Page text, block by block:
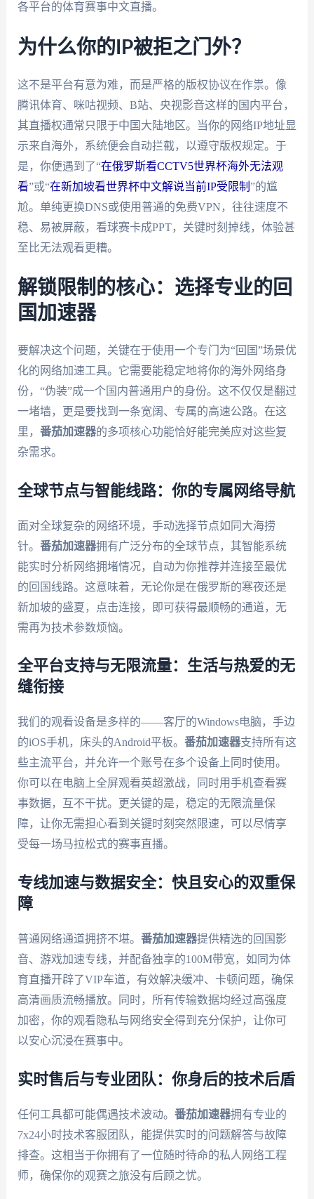
各平台的体育赛事中文直播。
为什么你的IP被拒之门外？
这不是平台有意为难，而是严格的版权协议在作祟。像
腾讯体育、咪咕视频、B站、央视影音这样的国内平台，
其直播权通常只限于中国大陆地区。当你的网络IP地址显
示来自海外，系统便会自动拦截，以遵守版权规定。于
是，你便遇到了“在俄罗斯看CCTV5世界杯海外无法观
看”或“在新加坡看世界杯中文解说当前IP受限制 ”的尴
尬。单纯更换DNS或使用普通的免费VPN，往往速度不
稳、易被屏蔽，看球赛卡成PPT，关键时刻掉线，体验甚
至比无法观看更糟。
解锁限制的核心：选择专业的回
国加速器
要解决这个问题，关键在于使用一个专门为“回国”场景优
化的网络加速工具。它需要能稳定地将你的海外网络身
份，“伪装”成一个国内普通用户的身份。这不仅仅是翻过
一堵墙，更是要找到一条宽阔、专属的高速公路。在这
里， 番茄加速器的多项核心功能恰好能完美应对这些复
杂需求。
全球节点与智能线路：你的专属网络导航
面对全球复杂的网络环境，手动选择节点如同大海捞
针。 番茄加速器拥有广泛分布的全球节点，其智能系统
能实时分析网络拥堵情况，自动为你推荐并连接至最优
的回国线路。这意味着，无论你是在俄罗斯的寒夜还是
新加坡的盛夏，点击连接，即可获得最顺畅的通道，无
需再为技术参数烦恼。
全平台支持与无限流量：生活与热爱的无
缝衔接
我们的观看设备是多样的——客厅的Windows电脑，手边
的iOS手机，床头的Android平板。 番茄加速器支持所有这
些主流平台，并允许一个账号在多个设备上同时使用。
你可以在电脑上全屏观看英超激战，同时用手机查看赛
事数据，互不干扰。更关键的是，稳定的无限流量保
障，让你无需担心看到关键时刻突然限速，可以尽情享
受每一场马拉松式的赛事直播。
专线加速与数据安全：快且安心的双重保
障
普通网络通道拥挤不堪。 番茄加速器提供精选的回国影
音、游戏加速专线，并配备独享的100M带宽，如同为体
育直播开辟了VIP车道，有效解决缓冲、卡顿问题，确保
高清画质流畅播放。同时，所有传输数据均经过高强度
加密，你的观看隐私与网络安全得到充分保护，让你可
以安心沉浸在赛事中。
实时售后与专业团队：你身后的技术后盾
任何工具都可能偶遇技术波动。 番茄加速器拥有专业的
7x24小时技术客服团队，能提供实时的问题解答与故障
排查。这相当于你拥有了一位随时待命的私人网络工程
师，确保你的观赛之旅没有后顾之忧。